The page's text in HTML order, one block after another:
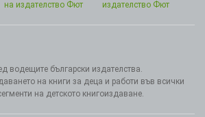
водещите български издателства.
на книги за деца и работи във всички
на детското книгоиздаване.